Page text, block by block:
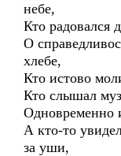
небе,
Кто радовался
О
хлебе,
Кто истово
Кто слышал
Одновременно
А кто-то
за уши,